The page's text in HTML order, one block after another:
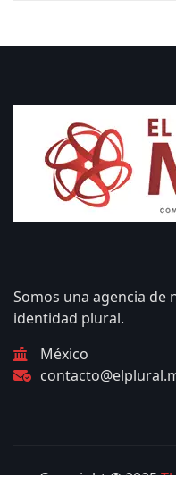
Somos una agencia de
identidad plural.
México
Copyright © 2025